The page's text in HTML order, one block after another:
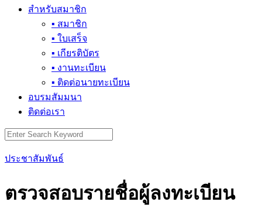
สำหรับสมาชิก
▪ สมาชิก
▪ ใบเสร็จ
▪ เกียรติบัตร
▪ งานทะเบียน
▪ ติดต่อนายทะเบียน
อบรมสัมมนา
ติดต่อเรา
Search
for:
ประชาสัมพันธ์
ตรวจสอบรายชื่อผู้ลงทะเบียน